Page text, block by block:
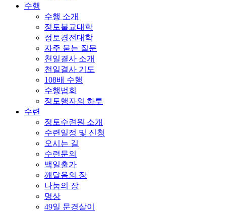
수행
수행 소개
정토불교대학
정토경전대학
자주 묻는 질문
천일결사 소개
천일결사 기도
108배 수행
수행법회
정토행자의 하루
수련
정토수련원 소개
수련일정 및 신청
오시는 길
수련문의
백일출가
깨달음의 장
나눔의 장
명상
49일 문경살이